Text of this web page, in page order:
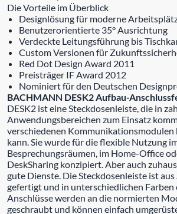
Die Vorteile im Überblick
Designlösung für moderne
Benutzerorientierte 35° Ausrichtung
Verdeckte Leitungsführung bis
Custom Versionen für
Red Dot Design Award 2011
Preisträger IF Award 2012
Nominiert für den Deutschen
BACHMANN DESK2 Aufbau-
DESK2 ist eine Steckdosenleiste, die in
Anwendungsbereichen zum Einsatz
verschiedenen Kommunikationsmodulen
kann. Sie wurde für die flexible Nutzung
Besprechungsräumen, im Home-Office
DeskSharing konzipiert. Aber auch
gute Dienste. Die Steckdosenleiste ist
gefertigt und in unterschiedlichen Farben
Anschlüsse werden an die normierten
geschraubt und können einfach